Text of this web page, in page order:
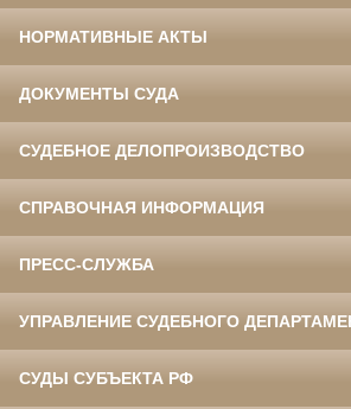
НОРМАТИВНЫЕ АКТЫ
ДОКУМЕНТЫ СУДА
СУДЕБНОЕ ДЕЛОПРОИЗВОДСТВО
СПРАВОЧНАЯ ИНФОРМАЦИЯ
ПРЕСС-СЛУЖБА
УПРАВЛЕНИЕ СУДЕБНОГО
СУДЫ СУБЪЕКТА РФ